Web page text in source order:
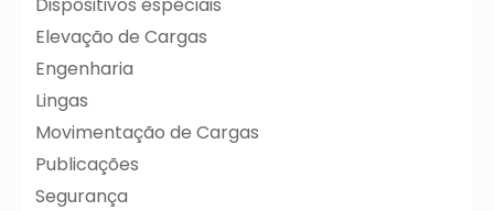
Dispositivos especiais
Elevação de Cargas
Engenharia
Lingas
Movimentação de Cargas
Publicações
Segurança